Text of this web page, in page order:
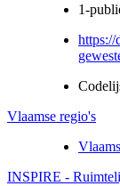
1-
https://
Vlaamse regio's
INSPIRE -